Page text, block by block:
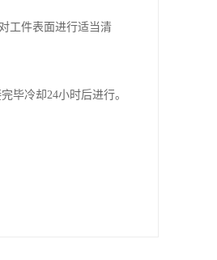
工件表面进行适当清
毕冷却24小时后进行。